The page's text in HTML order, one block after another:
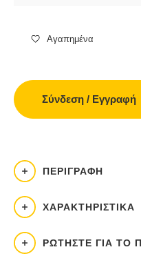
Αγαπημένα
Σύνδεση / Εγγραφή
ΠΕΡΙΓΡΑΦΉ
ΧΑΡΑΚΤΗΡΙΣΤΙΚΆ
ΡΩΤΉΣΤΕ ΓΙΑ ΤΟ